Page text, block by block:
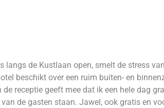
langs de Kustlaan open, smelt de stress
beschikt over een ruim buiten- en
receptie geeft mee dat ik een hele dag
de gasten staan. Jawel, ook gratis en